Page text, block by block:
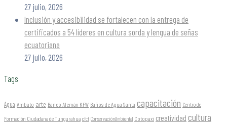
27 julio, 2026
Inclusión y accesibilidad se fortalecen con la entrega de
certificados a 54 líderes en cultura sorda y lengua de señas
ecuatoriana
27 julio, 2026
Tags
Agua Ambato arte Banco Alemán KFW Baños de Agua Santa capacitación Centro de
Formación Ciudadana de Tungurahua cfct ConservaciónAmbiental Cotopaxi creatividad cultura